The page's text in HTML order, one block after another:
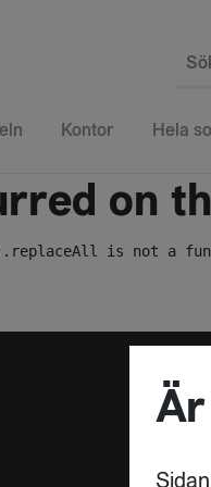
Kontor Hela
on
is not a